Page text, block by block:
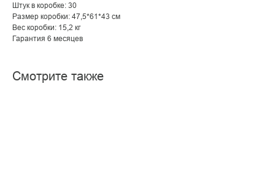
Штук в коробке: 30
Размер коробки: 47,5*61*43 см
Вес коробки: 15,2 кг
Гарантия 6 месяцев
Смотрите также